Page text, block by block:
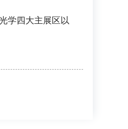
学四大主展区以